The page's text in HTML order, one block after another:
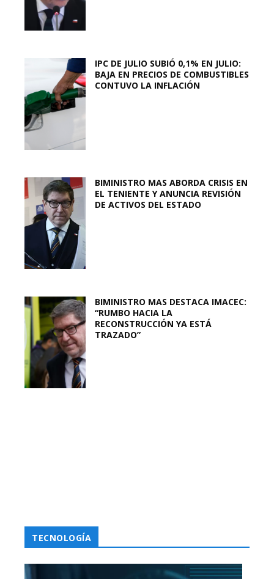
IPC DE JULIO SUBIÓ 0,1% EN JULIO:
BAJA EN PRECIOS DE COMBUSTIBLES
CONTUVO LA INFLACIÓN
BIMINISTRO MAS ABORDA CRISIS EN
EL TENIENTE Y ANUNCIA REVISIÓN
DE ACTIVOS DEL ESTADO
BIMINISTRO MAS DESTACA IMACEC:
“RUMBO HACIA LA
RECONSTRUCCIÓN YA ESTÁ
TRAZADO”
TECNOLOGÍA